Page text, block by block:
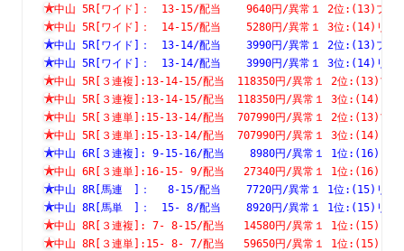
中山 5R[ワイド]：　13-15/配当    9640円/異常１ 2位
中山 5R[ワイド]：　14-15/配当    5280円/異常１ 3
中山 5R[ワイド]：　13-14/配当    3990円/異常１ 2位
中山 5R[ワイド]：　13-14/配当    3990円/異常１ 3
中山 5R[３連複]:13-14-15/配当  118350円/異常１ 2位
中山 5R[３連複]:13-14-15/配当  118350円/異常１
中山 5R[３連単]:15-13-14/配当  707990円/異常１ 2位
中山 5R[３連単]:15-13-14/配当  707990円/異常１
中山 6R[３連複]: 9-15-16/配当    8980円/異常１ 1位
中山 6R[３連単]:16-15- 9/配当   27340円/異常１ 1位
中山 8R[馬連　]：　 8-15/配当    7720円/異常１ 1位:(15)リン
中山 8R[馬単　]：　15- 8/配当    8920円/異常１ 1位:(15)リン
中山 8R[３連複]: 7- 8-15/配当   14580円/異常１ 1位:(15)リ
中山 8R[３連単]:15- 8- 7/配当   59650円/異常１ 1位:(15)リ